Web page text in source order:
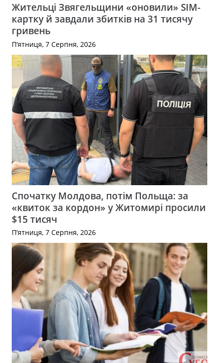
Жительці Звягельщини «оновили» SIM-
картку й завдали збитків на 31 тисячу
гривень
П’ятниця, 7 Серпня, 2026
Спочатку Молдова, потім Польща: за
«квиток за кордон» у Житомирі просили
$15 тисяч
П’ятниця, 7 Серпня, 2026